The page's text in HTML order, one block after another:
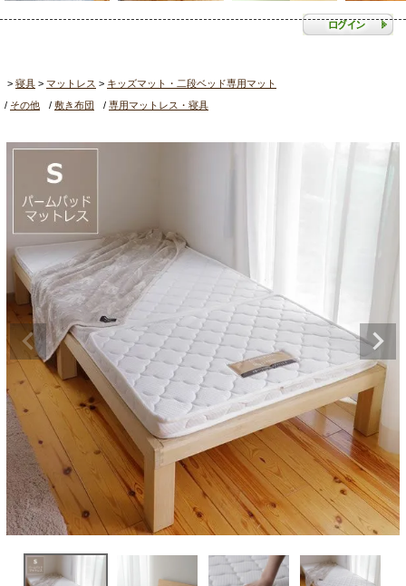
寝具 マットレス
キッズマット・二段ベッド専用マット
その他
敷き布団 専用マットレス・寝具